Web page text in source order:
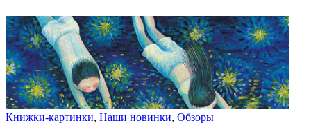
Книжки-картинки, Наши новинки, Обзоры